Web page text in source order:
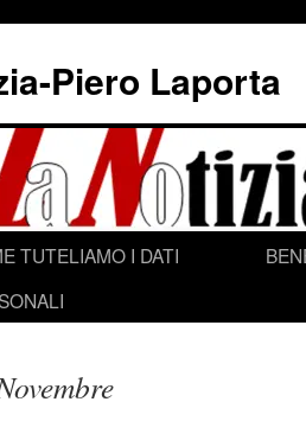
Piero Laporta
TUTELIAMO I DATI